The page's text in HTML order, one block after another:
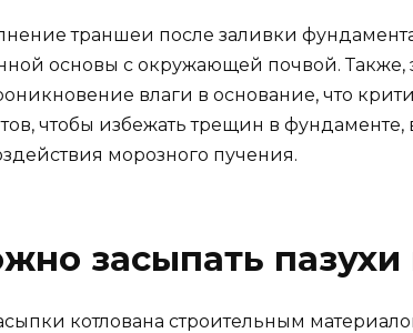
траншеи после заливки
основы с окружающей почвой. Также,
влаги в основание, что
чтобы избежать трещин в
морозного пучения.
засыпать пазухи
котлована строительным